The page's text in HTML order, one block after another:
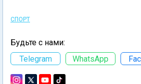
СПОРТ
Будьте с нами:
Telegram
WhatsApp